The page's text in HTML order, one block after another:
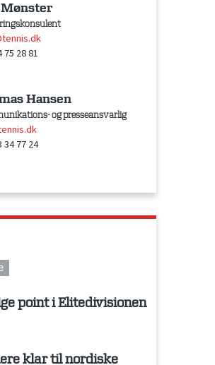
75 28 81
Hansen
og presseansvarlig
34 77 24
point i Elitedivisionen
klar til nordiske